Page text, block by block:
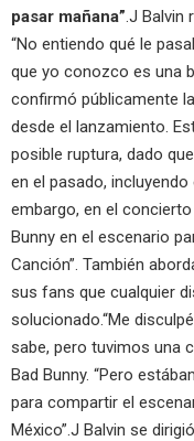
pasar mañana”.J Balvin
“No entiendo qué le
que yo conozco es una
confirmó públicamente
desde el lanzamiento.
posible ruptura, dado
en el pasado,
embargo, en el
Bunny en el escenario
Canción”. También
sus fans que cualquier
solucionado.“Me
sabe, pero tuvimos una
Bad Bunny. “Pero
para compartir el
México”.J Balvin se